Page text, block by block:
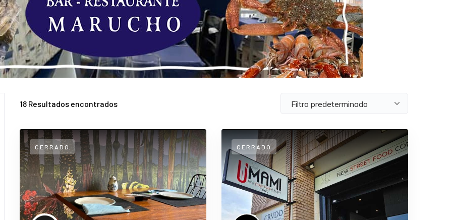
18Resultados encontrados
CERRADO CERRADO